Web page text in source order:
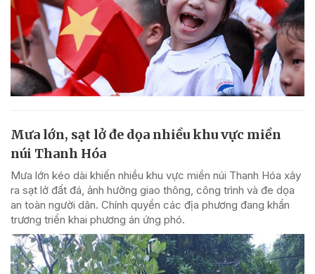
Mưa lớn, sạt lở đe dọa nhiều khu vực miền
núi Thanh Hóa
Mưa lớn kéo dài khiến nhiều khu vực miền núi Thanh Hóa xảy
ra sạt lở đất đá, ảnh hưởng giao thông, công trình và đe dọa
an toàn người dân. Chính quyền các địa phương đang khẩn
trương triển khai phương án ứng phó.